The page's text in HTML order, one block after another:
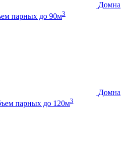
Домна
парных до 90м3
Домна
парных до 120м3